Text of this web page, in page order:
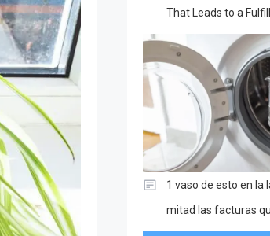
That Leads to a
1 vaso de esto en la
mitad las facturas